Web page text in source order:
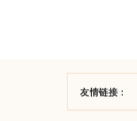
友情链接：